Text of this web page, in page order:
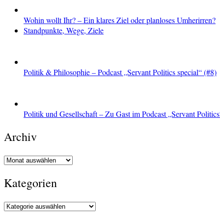
Wohin wollt Ihr? – Ein klares Ziel oder planloses Umherirren?
Standpunkte, Wege, Ziele
Politik & Philosophie – Podcast „Servant Politics special“ (#8)
Politik und Gesellschaft – Zu Gast im Podcast „Servant
Archiv
Archiv
Kategorien
Kategorien